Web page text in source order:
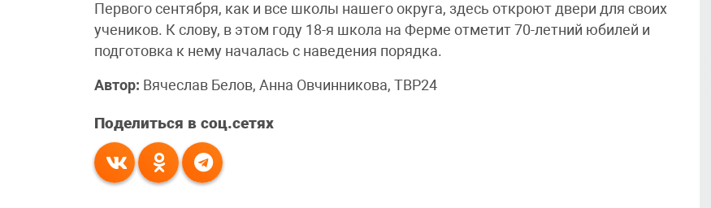
Первого сентября, как и все школы нашего округа, здесь откроют двери для своих
учеников. К слову, в этом году 18-я школа на Ферме отметит 70-летний юбилей и
подготовка к нему началась с наведения порядка.
Автор: Вячеслав Белов, Анна Овчинникова, ТВР24
Поделиться в соц.сетях